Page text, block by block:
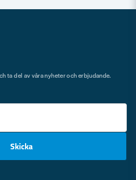
Skicka
ta del av våra nyheter och erbjudande.